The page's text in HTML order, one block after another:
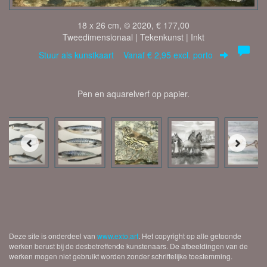
18 x 26 cm, © 2020, € 177,00
Tweedimensionaal | Tekenkunst | Inkt
Stuur als kunstkaart Vanaf € 2,95 excl. porto
Pen en aquarelverf op papier.
Deze site is onderdeel van www.exto.art. Het copyright op alle getoonde
werken berust bij de desbetreffende kunstenaars. De afbeeldingen van de
werken mogen niet gebruikt worden zonder schriftelijke toestemming.